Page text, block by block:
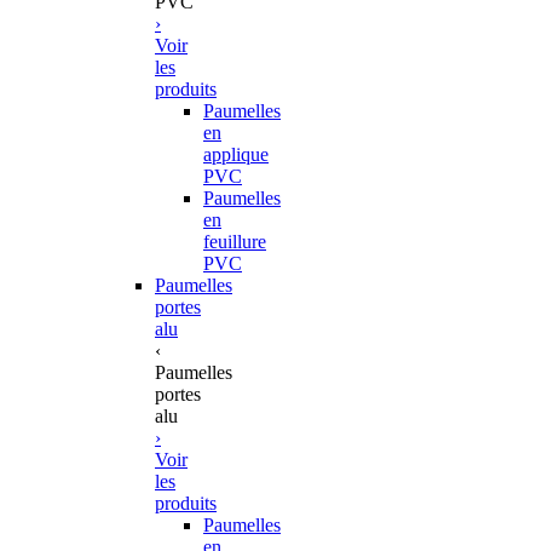
›
Voir
les
produits
Paumelles
en
applique
PVC
Paumelles
en
feuillure
PVC
Paumelles
portes
alu
‹
Paumelles
portes
alu
›
Voir
les
produits
Paumelles
en